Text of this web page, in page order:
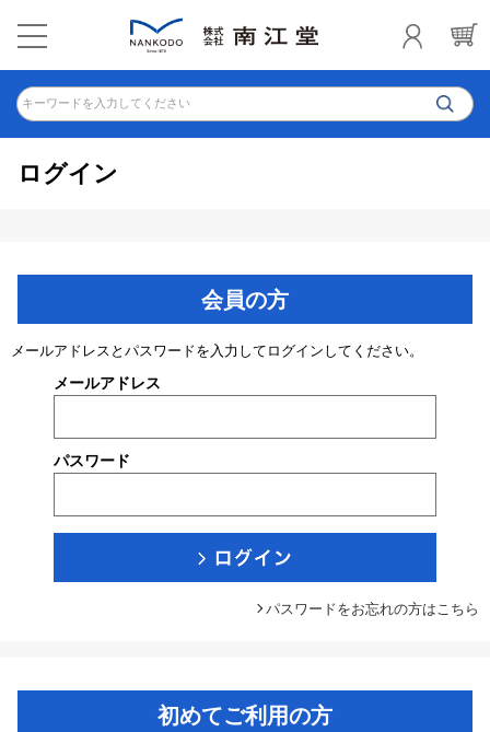
キーワードを入力してください
ログイン
会員の方
メールアドレスとパスワードを入力してログインしてください。
メールアドレス
パスワード
パスワードをお忘れの方はこちら
初めてご利用の方